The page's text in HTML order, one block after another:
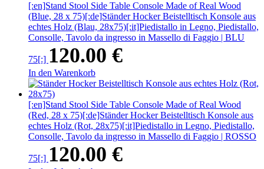
[:en]Stand Stool Side Table Console Made of Real Wood
(Blue, 28 x 75)[:de]Ständer Hocker Beistelltisch Konsole aus
echtes Holz (Blau, 28x75)[:it]Piedistallo in Legno, Piedistallo,
Consolle, Tavolo da ingresso in Massello di Faggio | BLU
75[:] 120.00 €
In den Warenkorb
[:en]Stand Stool Side Table Console Made of Real Wood
(Red, 28 x 75)[:de]Ständer Hocker Beistelltisch Konsole aus
echtes Holz (Rot, 28x75)[:it]Piedistallo in Legno, Piedistallo,
Consolle, Tavolo da ingresso in Massello di Faggio | ROSSO
75[:] 120.00 €